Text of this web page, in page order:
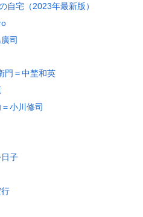
自宅（2023年最新版）
司
門＝中埜和英
小川修司
日子